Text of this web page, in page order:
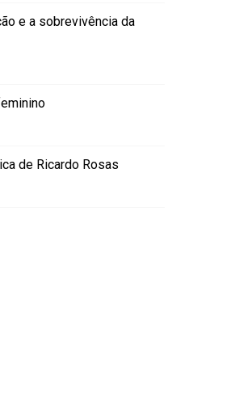
e a sobrevivência da
de Ricardo Rosas